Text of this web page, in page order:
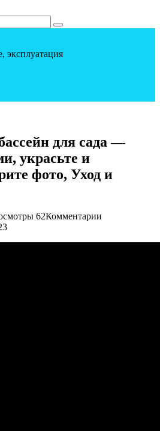
эксплуатация
для сада —
украсьте и
фото, Уход и
62Комментарии